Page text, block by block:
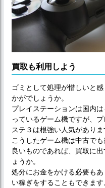
買取も利用しよう
ゴミとして処理が惜しいと
かがでしょうか。
プレイステーションは国内
っているゲーム機ですが、
ステ３は根強い人気がありま
こうしたゲーム機は中古で
良いものであれば、買取に
ょうか。
処分にお金をかける必要も
い稼ぎをすることもできます